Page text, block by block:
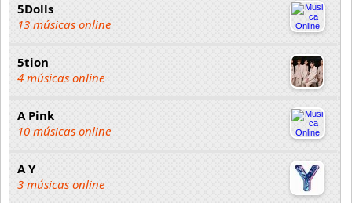
5Dolls
13 músicas online
5tion
4 músicas online
A Pink
10 músicas online
A Y
3 músicas online